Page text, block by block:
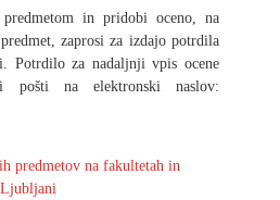
in pridobi oceno, na
zaprosi za izdajo potrdila
Potrdilo za nadaljnji vpis ocene
pošti na elektronski naslov:
predmetov na fakultetah in
Ljubljani